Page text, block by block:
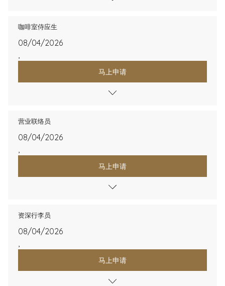
咖啡室侍应生
08/04/2026
,
马上申请
营业联络员
08/04/2026
马上申请
资深行李员
08/04/2026
,
马上申请